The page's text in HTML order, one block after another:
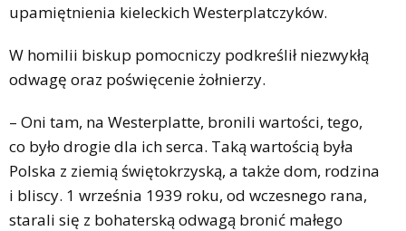
upamiętnienia kieleckich Westerplatczyków.
W homilii biskup pomocniczy podkreślił niezwykłą
odwagę oraz poświęcenie żołnierzy.
– Oni tam, na Westerplatte, bronili wartości, tego,
co było drogie dla ich serca. Taką wartością była
Polska z ziemią świętokrzyską, a także dom, rodzina
i bliscy. 1 września 1939 roku, od wczesnego rana,
starali się z bohaterską odwagą bronić małego